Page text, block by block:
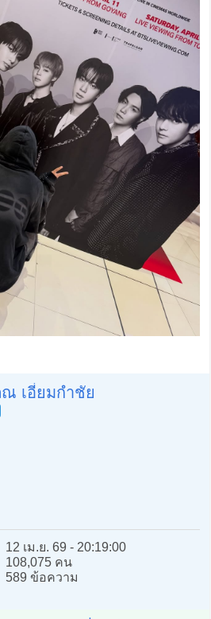
เอี่ยมกำชัย
12 เม.ย. 69 - 20:19:00
108,075 คน
589 ข้อความ